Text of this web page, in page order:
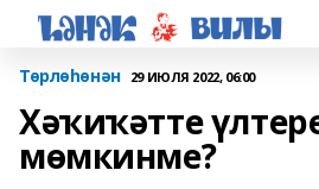
Төрлөһөнән 29 ИЮЛЯ 2022, 06:00
Хәҡиҡәтте
мөмкинме?